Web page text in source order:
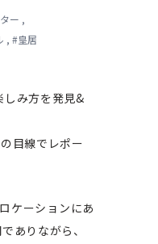
ー ,
, #皇居
しみ方を発見&
目線でレポー
ケーションにあ
ありながら、